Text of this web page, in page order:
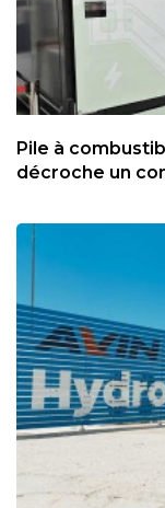
Pile à
décroche un